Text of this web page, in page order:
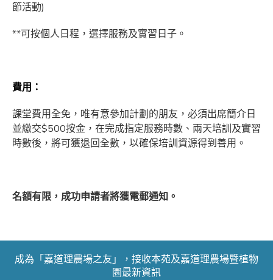
節活動)
**可按個人日程，選擇服務及實習日子。
費用：
課堂費用全免，唯有意參加計劃的朋友，必須出席簡介日
並繳交$500按金，在完成指定服務時數、兩天培訓及實習
時數後，將可獲退回全數，以確保培訓資源得到善用。
名額有限，成功申請者將獲電郵通知。
成為「嘉道理農場之友」，接收本苑及嘉道理農場暨植物
園最新資訊